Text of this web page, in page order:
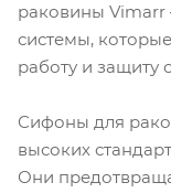
раковины
системы,
работу и защиту
Сифоны для
высоких
Они